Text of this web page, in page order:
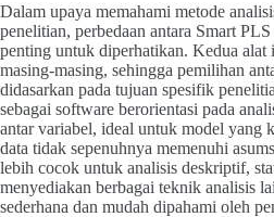
Dalam upaya memahami metode
penelitian, perbedaan antara Smart
penting untuk diperhatikan. Kedua
masing-masing, sehingga pemilihan
didasarkan pada tujuan spesifik
sebagai software berorientasi pada
antar variabel, ideal untuk model yang
data tidak sepenuhnya memenuhi
lebih cocok untuk analisis deskriptif,
menyediakan berbagai teknik analisis
sederhana dan mudah dipahami oleh